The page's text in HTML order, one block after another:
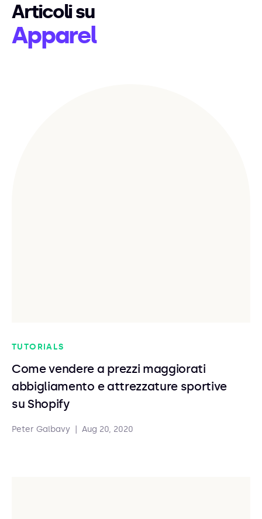
Articoli su
Apparel
TUTORIALS
Come vendere a prezzi maggiorati
abbigliamento e attrezzature sportive
su Shopify
Peter Galbavy Aug 20, 2020